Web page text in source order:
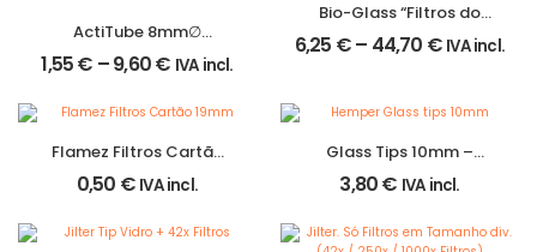
ActiTube 8mm∅
Regular! (Filtro de
Carvão.)
1,55€ –9,60€ IVA incl.
Bio-Glass “Filtros do
Vidro” 8mm∅
6,25 €– 44,70 € IVA incl.
Flamez Filtros Cartão
19mm
0,50 € IVA incl.
Glass Tips 10mm –
HEMPER
3,80€ IVA incl.